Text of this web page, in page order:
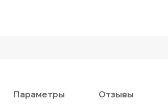
Параметры Отзывы